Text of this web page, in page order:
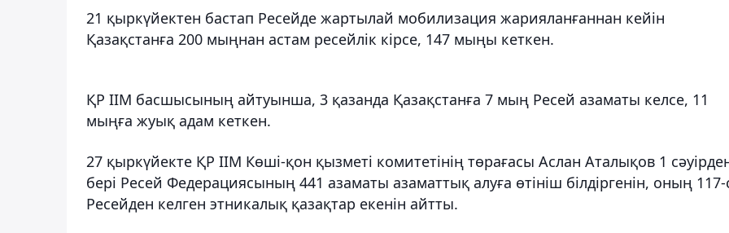
21 қыркүйектен бастап Ресейде жартылай мобилизация жарияланғаннан кейін
Қазақстанға 200 мыңнан астам ресейлік кірсе, 147 мыңы кеткен.
ҚР ІІМ басшысының айтуынша, 3 қазанда Қазақстанға 7 мың Ресей азаматы келсе, 11
мыңға жуық адам кеткен.
27 қыркүйекте ҚР ІІМ Көші-қон қызметі комитетінің төрағасы Аслан Аталықов 1
бері Ресей Федерациясының 441 азаматы азаматтық алуға өтініш білдіргенін, оның 117-
Ресейден келген этникалық қазақтар екенін айтты.